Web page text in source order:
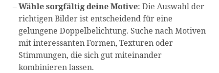
Wähle sorgfältig deine Motive: Die Auswahl der
richtigen Bilder ist entscheidend für eine
gelungene Doppelbelichtung. Suche nach Motiven
mit interessanten Formen, Texturen oder
Stimmungen, die sich gut miteinander
kombinieren lassen.